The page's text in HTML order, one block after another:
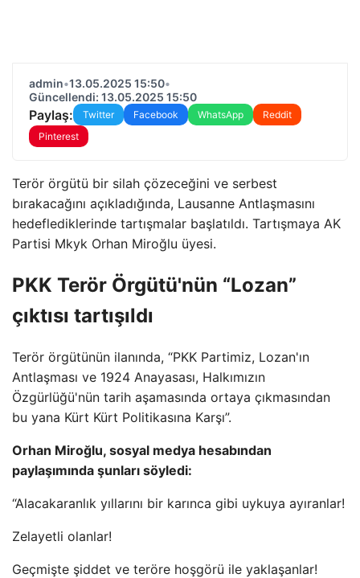
admin•13.05.2025 15:50•
Güncellendi: 13.05.2025 15:50
Paylaş: Twitter Facebook WhatsApp
Reddit
Pinterest
Terör örgütü bir silah çözeceğini ve serbest
bırakacağını açıkladığında, Lausanne Antlaşmasını
hedeflediklerinde tartışmalar başlatıldı. Tartışmaya AK
Partisi Mkyk Orhan Miroğlu üyesi.
PKK Terör Örgütü'nün “Lozan”
çıktısı tartışıldı
Terör örgütünün ilanında, “PKK Partimiz, Lozan'ın
Antlaşması ve 1924 Anayasası, Halkımızın
Özgürlüğü'nün tarih aşamasında ortaya çıkmasından
bu yana Kürt Kürt Politikasına Karşı”.
Orhan Miroğlu, sosyal medya hesabından
paylaşımında şunları söyledi:
“Alacakaranlık yıllarını bir karınca gibi uykuya ayıranlar!
Zelayetli olanlar!
Geçmişte şiddet ve teröre hoşgörü ile yaklaşanlar!